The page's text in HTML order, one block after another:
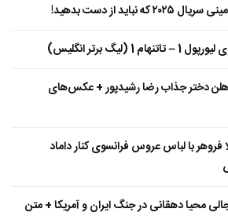
1 (لیگ برتر انگلیس)
هلن دختر جذاب رضا رشیدپور + عکس‌های
با لباس عروس فرانسوی کنار داماد
محیا دهقانی در جنگ ایران و آمریکا + متن